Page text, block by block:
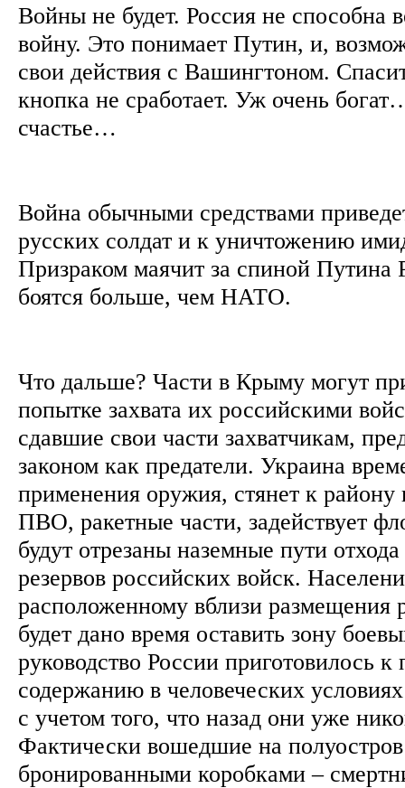
Войны не будет. Россия не способна
войну. Это понимает Путин, и,
свои действия с Вашингтоном.
кнопка не сработает. Уж очень
счастье…
Война обычными средствами
русских солдат и к уничтожению
Призраком маячит за спиной Путина
боятся больше, чем НАТО.
Что дальше? Части в Крыму могут
попытке захвата их российскими
сдавшие свои части захватчикам,
законом как предатели. Украина
применения оружия, стянет к району
ПВО, ракетные части, задействует
будут отрезаны наземные пути
резервов российских войск.
расположенному вблизи размещения
будет дано время оставить зону
руководство России приготовилось
содержанию в человеческих
с учетом того, что назад они уже
Фактически вошедшие на
бронированными коробками –